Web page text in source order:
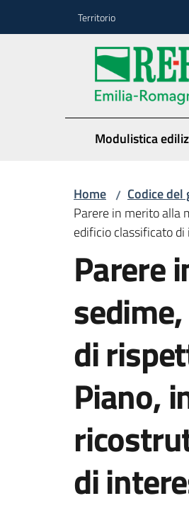
Territorio
Modulistica
Home / Codice
Parere in merito alla
edificio classificato
Parere
di
Piano,
di